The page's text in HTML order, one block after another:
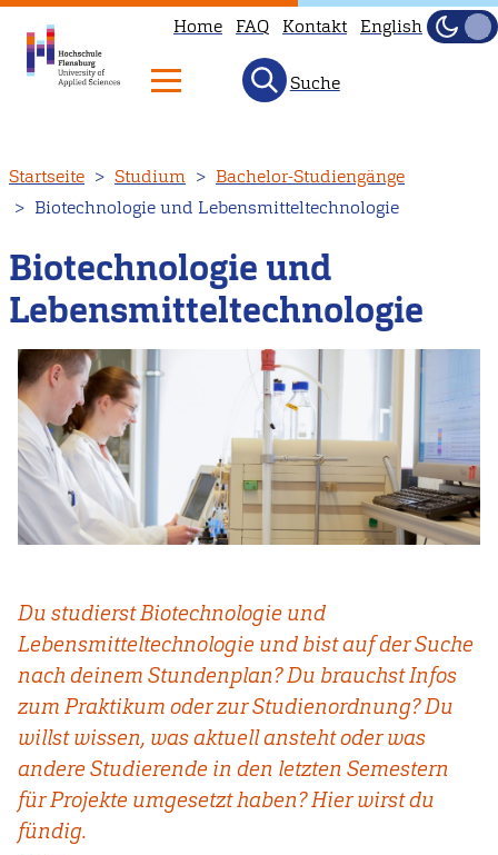
zum
Inhalt
Home FAQ Kontakt English
Hell
Suche
Startseite Studium
Bachelor-Studiengänge
Biotechnologie und Lebensmitteltechnologie
Biotechnologie und
Lebensmitteltechnologie
Du studierst Biotechnologie und
Lebensmitteltechnologie und bist auf der Suche
nach deinem Stundenplan? Du brauchst Infos
zum Praktikum oder zur Studienordnung? Du
willst wissen, was aktuell ansteht oder was
andere Studierende in den letzten Semestern
für Projekte umgesetzt haben? Hier wirst du
fündig.